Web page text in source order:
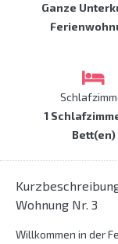
Ganze
1
Bett(en)
Wohnung Nr. 3
Willkommen in der